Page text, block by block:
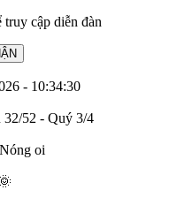
cập diễn đàn
- 10:34:30
32/52 - Quý 3/4
oi